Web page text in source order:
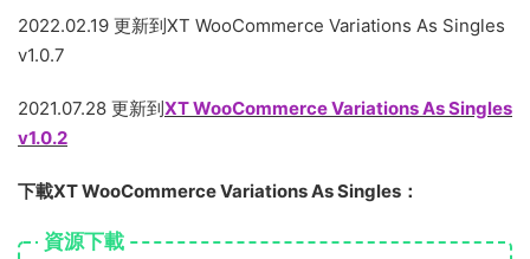
2022.02.19 更新到XT WooCommerce Variations As Singles
v1.0.7
2021.07.28 更新到XT WooCommerce Variations As Singles
v1.0.2
下載XT WooCommerce Variations As Singles：
資源下載